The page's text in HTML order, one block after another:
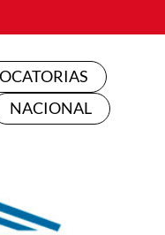
NACIONAL